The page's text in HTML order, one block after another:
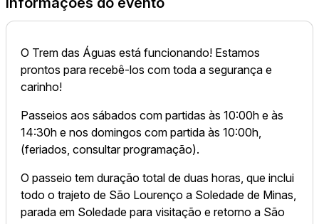
O Trem das Águas está funcionando! Estamos
prontos para recebê-los com toda a segurança e
carinho!
Passeios aos sábados com partidas às 10:00h e às
14:30h e nos domingos com partida às 10:00h,
(feriados, consultar programação).
O passeio tem duração total de duas horas, que inclui
todo o trajeto de São Lourenço a Soledade de Minas,
parada em Soledade para visitação e retorno a São